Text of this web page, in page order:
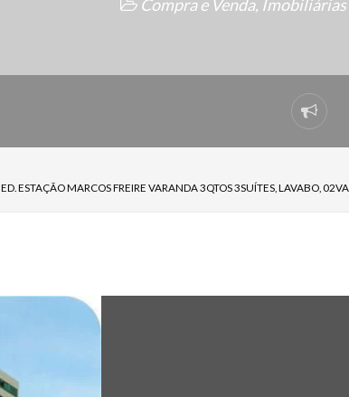
Compra e Venda, Imobiliárias
ED. ESTAÇÃO MARCOS FREIRE VARANDA 3QTOS 3SUÍTES, LAVABO,